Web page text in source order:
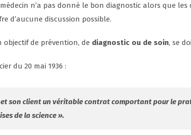
n’a pas donné le bon diagnostic alors que
d’aucune discussion possible.
objectif de prévention, de diagnostic ou de soin, se
du 20 mai 1936 :
et son client un véritable contrat comportant pour le
de la science ».